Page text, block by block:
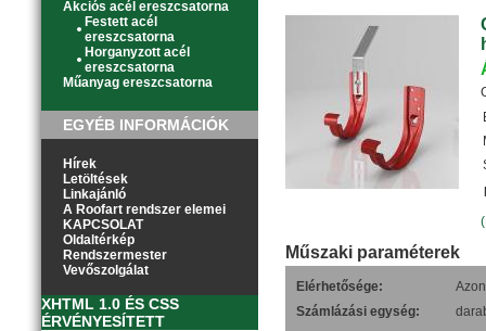
Akciós acél ereszcsatorna
Festett acél
ereszcsatorna
Horganyzott acél
ereszcsatorna
Műanyag ereszcsatorna
EGYÉB INFORMÁCIÓK
Hírek
Letöltések
Linkajánló
A Roofart rendszer elemei
KAPCSOLAT
Oldaltérkép
Rendszermester
Vevőszolgálat
XHTML 1.0 ÉS CSS
ÉRVÉNYESÍTETT
Műszaki paraméterek
Elérhetősége:
Számlázási egység: